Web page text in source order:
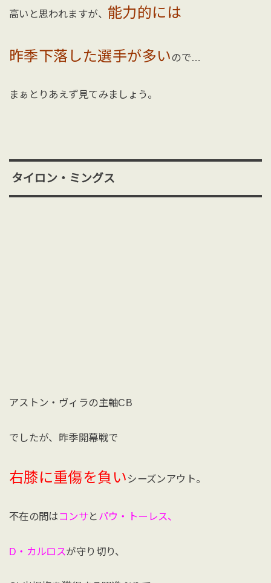
高いと思われますが、 能力的には
昨季下落した選手が多い ので…
まぁとりあえず見てみましょう。
タイロン・ミングス
アストン・ヴィラの主軸CB
でしたが、昨季開幕戦で
右膝に重傷を負い シーズンアウト。
不在の間はコンサと パウ・トーレス、
D・カルロス が守り切り、